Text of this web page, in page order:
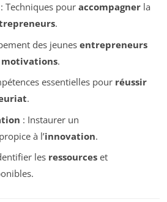
: Techniques pour accompagnerla
.
des jeunes entrepreneurs
motivations.
essentielles pour réussir
.
: Instaurer un
propice à l’innovation.
les ressourceset